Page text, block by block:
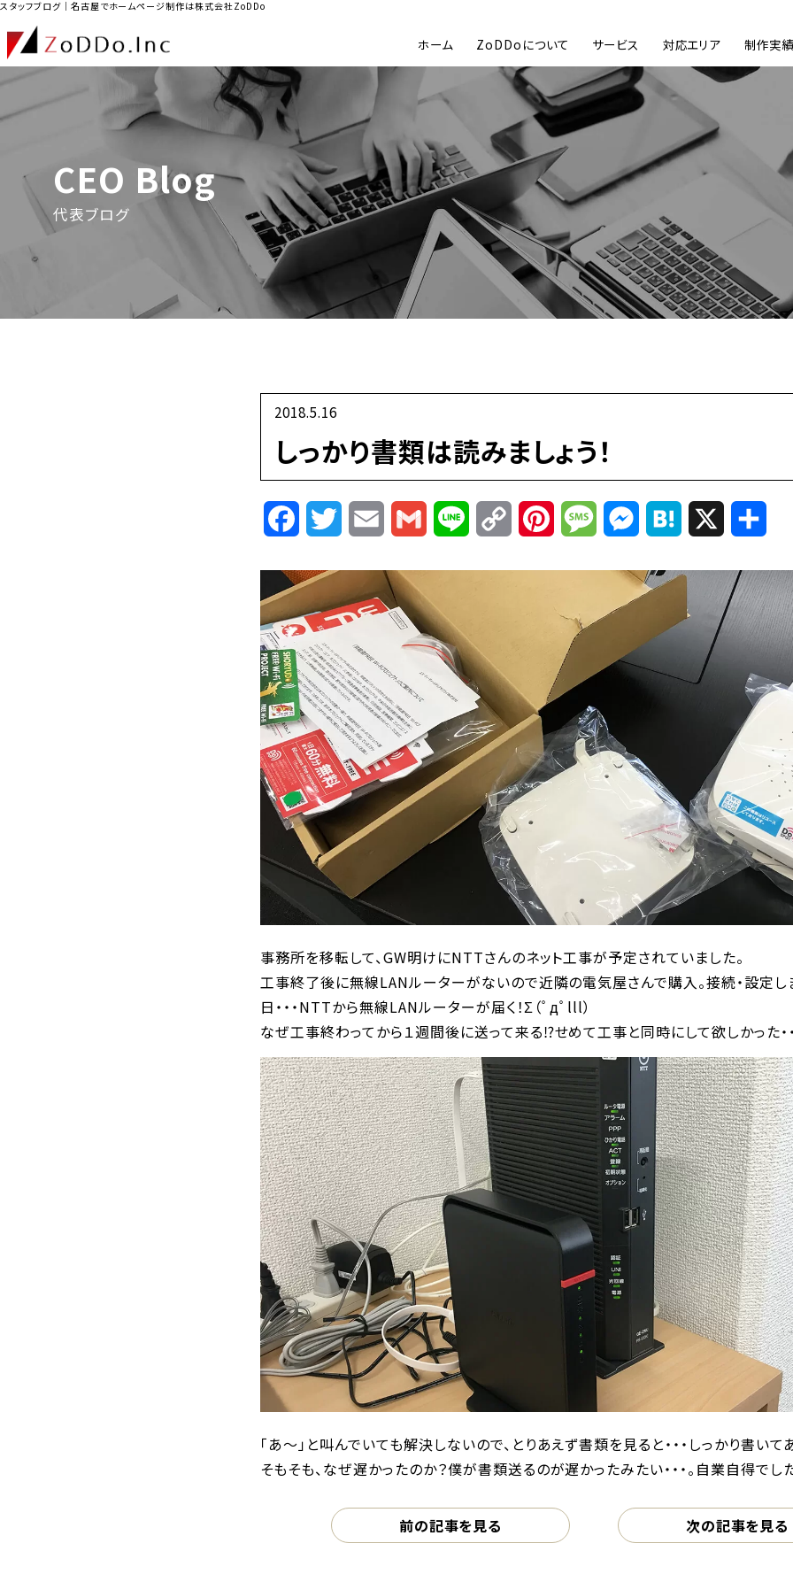
スタッフブログ｜名古屋でホームページ制作は株式会社ZoDDo
ホーム ZoDDoについて サービス 対応エリア 制作実績
CEO Blog
代表ブログ
2018.5.16
しっかり書類は読みましょう！
FacebookTwitterEmail Gmail Line
Copy
Link
PinterestMessageMessenger
Hatena
事務所を移転して、GW明けにNTTさんのネット工事が予定されていました。
工事終了後に無線LANルーターがないので近隣の電気屋さんで購入。接続・設定し
日・・・NTTから無線LANルーターが届く！Σ（ﾟдﾟlll）
なぜ工事終わってから１週間後に送って来る⁉︎せめて工事と同時にして欲しかった・・
「あ〜」と叫んでいても解決しないので、とりあえず書類を見ると・・・しっかり書いて
そもそも、なぜ遅かったのか？僕が書類送るのが遅かったみたい・・・。自業自得でし
前の記事を見る 次の記事を見る